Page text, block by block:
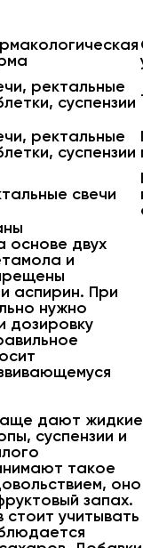
ректальные
суспензии
ректальные
суспензии
свечи
основе двух
и
аспирин. При
нужно
дозировку
дают жидкие
суспензии и
такое
оно
запах.
учитывать